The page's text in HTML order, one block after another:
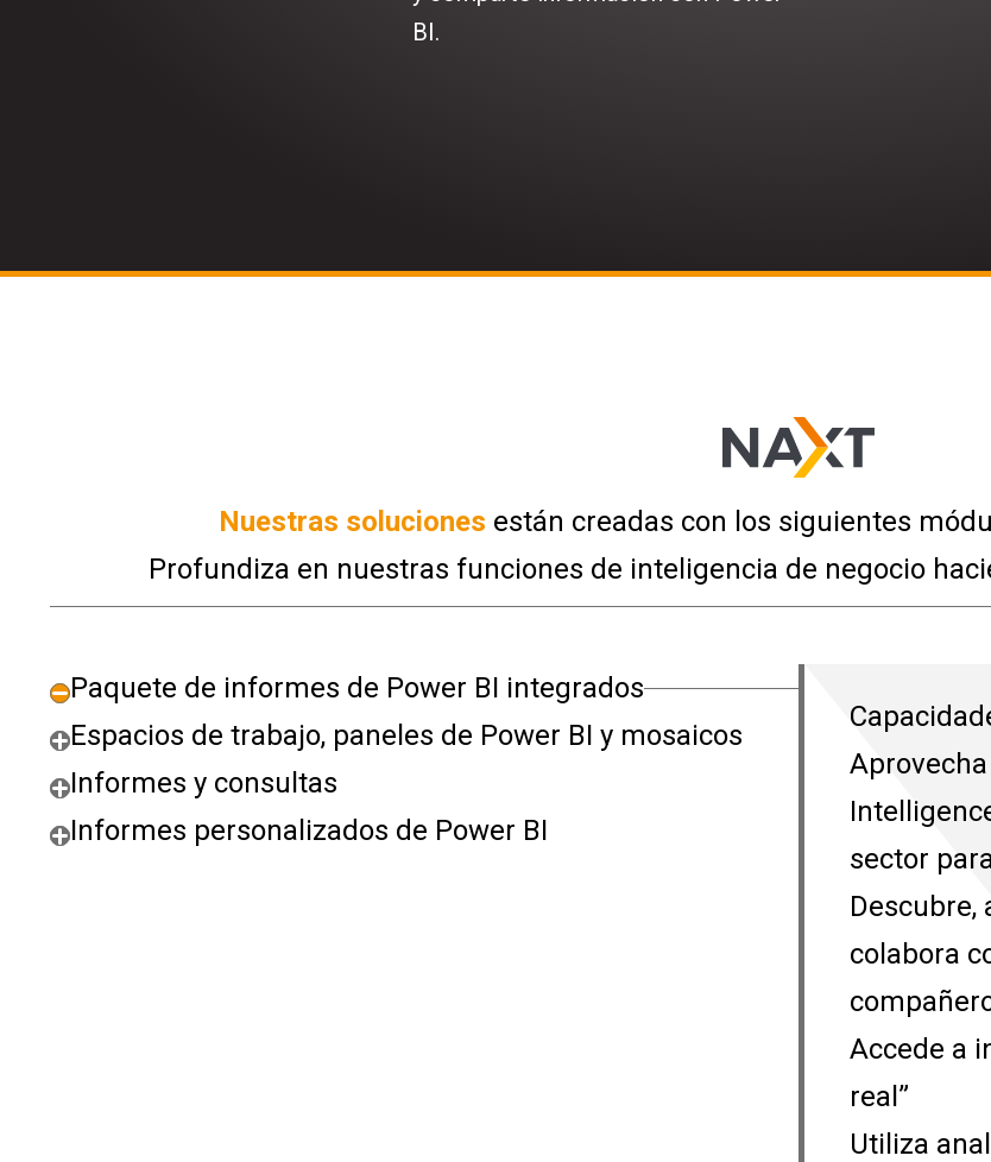
BI.
Nuestras soluciones están creadas con los siguientes
Profundiza en nuestras funciones de inteligencia de negocio
Paquete de informes de Power BI integrados
Espacios de trabajo, paneles de Power BI y mosaicos
Informes y consultas
Informes personalizados de Power BI
sector
Descubre,
colabora
Accede a
real”
Utiliza